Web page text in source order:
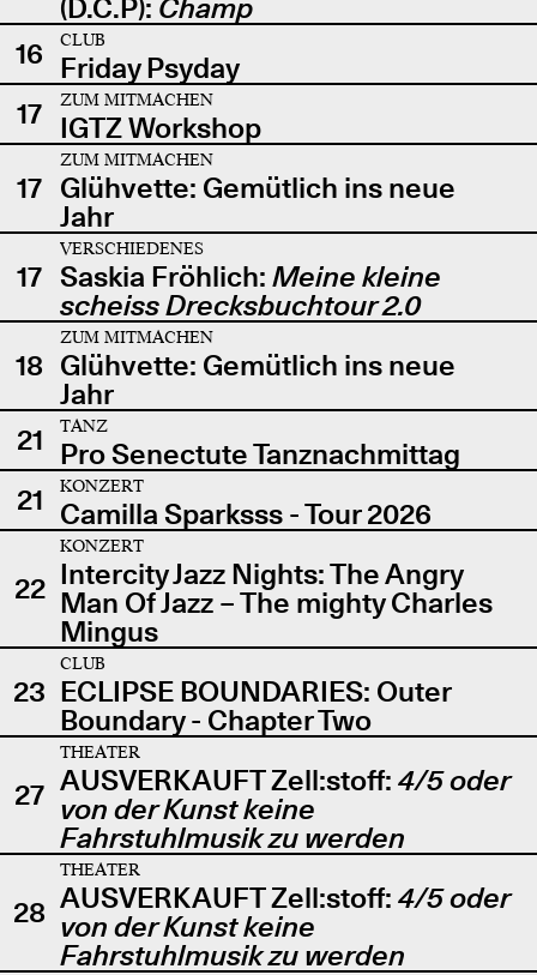
(D.C.P): Champ
16
CLUB
Friday Psyday
17
ZUM MITMACHEN
IGTZ Workshop
17
ZUM MITMACHEN
Glühvette: Gemütlich ins neue
Jahr
17
VERSCHIEDENES
Saskia Fröhlich: Meine kleine
scheiss Drecksbuchtour 2.0
18
ZUM MITMACHEN
Glühvette: Gemütlich ins neue
Jahr
21
TANZ
Pro Senectute Tanznachmittag
21
KONZERT
Camilla Sparksss - Tour 2026
22
KONZERT
Intercity Jazz Nights: The Angry
Man Of Jazz – The mighty Charles
Mingus
23
CLUB
ECLIPSE BOUNDARIES: Outer
Boundary - Chapter Two
27
THEATER
AUSVERKAUFT Zell:stoff: 4/5 oder
von der Kunst keine
Fahrstuhlmusik zu werden
28
THEATER
AUSVERKAUFT Zell:stoff: 4/5 oder
von der Kunst keine
Fahrstuhlmusik zu werden